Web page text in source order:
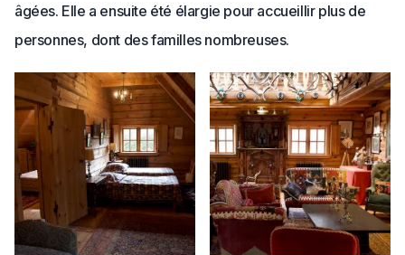
âgées. Elle a ensuite été élargie pour accueillir plus de
personnes, dont des familles nombreuses.